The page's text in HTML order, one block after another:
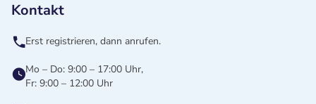
Kontakt
Erst registrieren, dann anrufen.
Mo – Do: 9:00 – 17:00 Uhr,
Fr: 9:00 – 12:00 Uhr